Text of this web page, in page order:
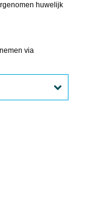
huwelijk
via